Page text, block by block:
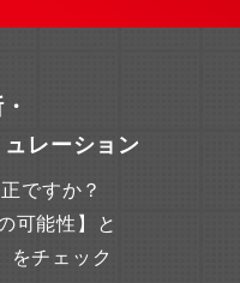
レーション
ですか？
可能性】と
をチェック